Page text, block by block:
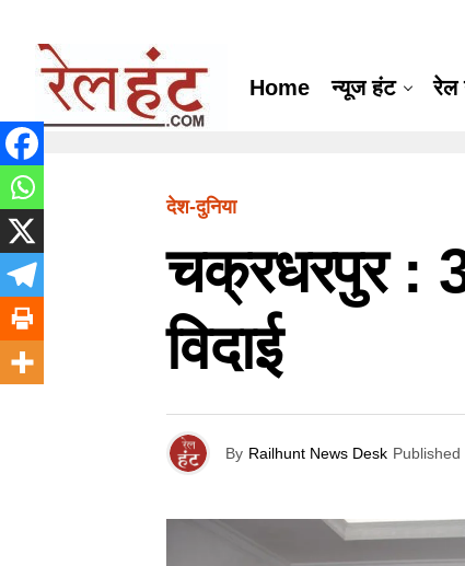
Home न्यूज हंट रेल
देश-दुनिया
चक्रधरपुर :
विदाई
By Railhunt News Desk Published